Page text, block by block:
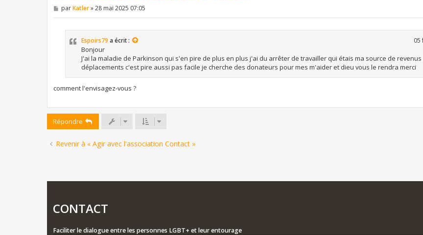
M
e
parKatler»28 mai 2025 07:05
Espoirs79 a écrit : 05
Bonjour
J'ai la maladie de Parkinson qui s'en pire de plus en plus j'ai du arrêter de travailler qui étais ma source de
déplacements c'est pire aussi pas facile je cherche des donateurs pour mes m'aider et dieu vous le rendra merci
comment l'envisagez-vous ?
Répondre
Revenir à « Agir avec l'association Contact »
CONTACT
Faciliter le dialogue entre les personnes LGBT+ et leur entourage